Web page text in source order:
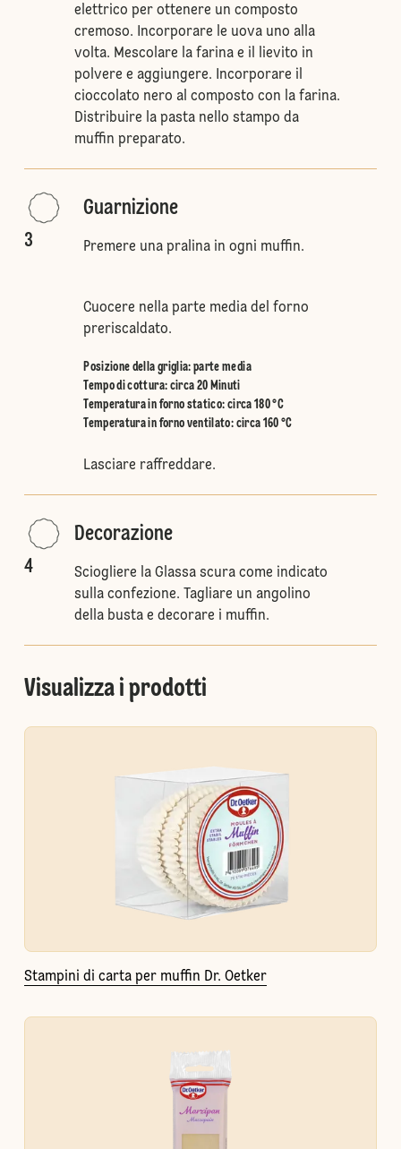
elettrico per ottenere un composto
cremoso. Incorporare le uova uno alla
volta. Mescolare la farina e il lievito in
polvere e aggiungere. Incorporare il
cioccolato nero al composto con la farina.
Distribuire la pasta nello stampo da
muffin preparato.
3
Guarnizione
Premere una pralina in ogni muffin.
Cuocere nella parte media del forno
preriscaldato.
Posizione della griglia:parte media
Tempo di cottura: circa 20 Minuti
Temperatura in forno statico: circa 180 °C
Temperatura in forno ventilato: circa 160 °C
Lasciare raffreddare.
4
Decorazione
Sciogliere la Glassa scura come indicato
sulla confezione. Tagliare un angolino
della busta e decorare i muffin.
Visualizza i prodotti
Stampini di carta per muffin Dr. Oetker